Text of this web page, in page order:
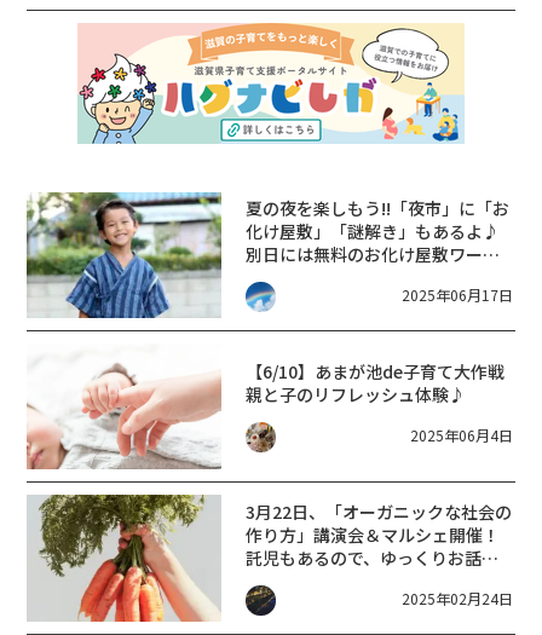
夏の夜を楽しもう!!「夜市」に「お
化け屋敷」「謎解き」もあるよ♪
別日には無料のお化け屋敷ワーク
ショップも!!
2025年06月17日
【6/10】あまが池de子育て大作戦
親と子のリフレッシュ体験♪
2025年06月4日
3月22日、「オーガニックな社会の
作り方」講演会＆マルシェ開催！
託児もあるので、ゆっくりお話が
聞けますよ
2025年02月24日